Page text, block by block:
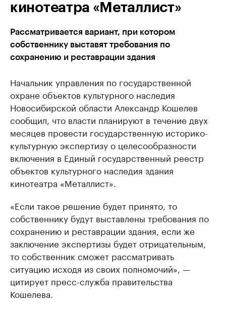
кинотеатра «Металлист»
Рассматривается вариант, при котором
собственнику выставят требования по
сохранению и реставрации здания
Начальник управления по государственной
охране объектов культурного наследия
Новосибирской области Александр Кошелев
сообщил, что власти планируют в течение двух
месяцев провести государственную историко-
культурную экспертизу о целесообразности
включения в Единый государственный реестр
объектов культурного наследия здания
кинотеатра «Металлист».
«Если такое решение будет принято, то
собственнику будут выставлены требования по
сохранению и реставрации здания, если же
заключение экспертизы будет отрицательным,
то собственник сможет рассматривать
ситуацию исходя из своих полномочий», —
цитирует пресс-служба правительства
Кошелева.